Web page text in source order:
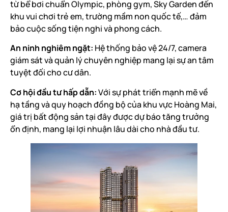
từ bể bơi chuẩn Olympic, phòng gym, Sky Garden đến
khu vui chơi trẻ em, trường mầm non quốc tế,… đảm
bảo cuộc sống tiện nghi và phong cách.
An ninh nghiêm ngặt: Hệ thống bảo vệ 24/7, camera
giám sát và quản lý chuyên nghiệp mang lại sự an tâm
tuyệt đối cho cư dân.
Cơ hội đầu tư hấp dẫn:Với sự phát triển mạnh mẽ về
hạ tầng và quy hoạch đồng bộ của khu vực Hoàng Mai,
giá trị bất động sản tại đây được dự báo tăng trưởng
ổn định, mang lại lợi nhuận lâu dài cho nhà đầu tư.